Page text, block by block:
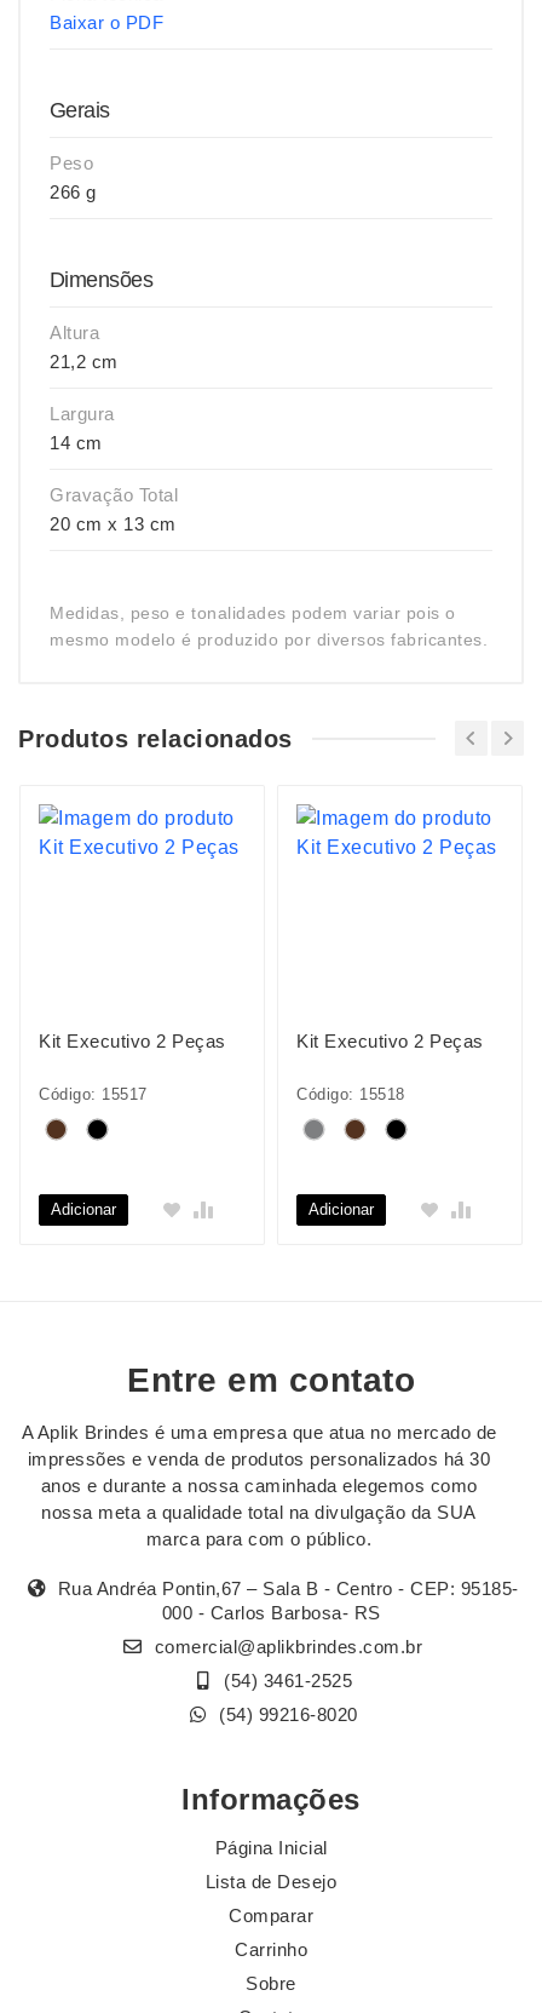
Baixar o PDF
Gerais
Peso
266 g
Dimensões
Altura
21,2 cm
Largura
14 cm
Gravação Total
20 cm x 13 cm
Medidas, peso e tonalidades podem variar pois o
mesmo modelo é produzido por diversos fabricantes.
Produtos relacionados
Kit Executivo 2 Peças
Código: 15517
Adicionar
Kit Executivo 2 Peças
Código: 15518
Adicionar
Entre em contato
A Aplik Brindes é uma empresa que atua no mercado de
impressões e venda de produtos personalizados há 30
anos e durante a nossa caminhada elegemos como
nossa meta a qualidade total na divulgação da SUA
marca para com o público.
Rua Andréa Pontin,67 – Sala B - Centro - CEP: 95185-
000 - Carlos Barbosa- RS
comercial@aplikbrindes.com.br
(54) 3461-2525
(54) 99216-8020
Informações
Página Inicial
Lista de Desejo
Comparar
Carrinho
Sobre